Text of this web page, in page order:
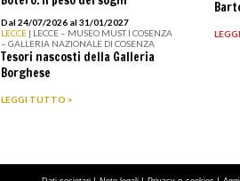
Dal 24/07/2026 al 31/01/2027
LECCE | LECCE – MUSEO MUST I COSENZA
– GALLERIA NAZIONALE DI COSENZA
Tesori nascosti della Galleria
Borghese
LEGGI TUTTO >